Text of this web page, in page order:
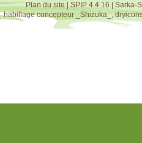
Plan du site|SPIP 4.4.16
Sarka-
habillage concepteur
_Shizuka_,